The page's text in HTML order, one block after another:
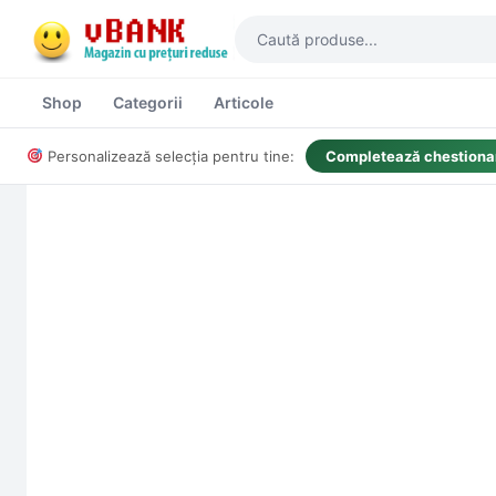
Shop Categorii Articole
Personalizează selecția pentru tine: Completează